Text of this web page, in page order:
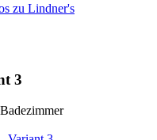
zu Lindner's
3